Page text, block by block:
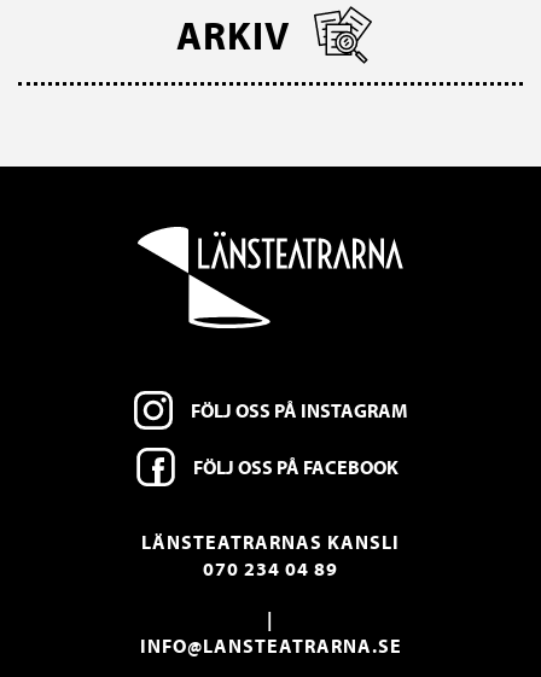
ARKIV
FÖLJ OSS PÅ INSTAGRAM
FÖLJ OSS PÅ FACEBOOK
LÄNSTEATRARNAS KANSLI
070 234 04 89
|
INFO@LANSTEATRARNA.SE